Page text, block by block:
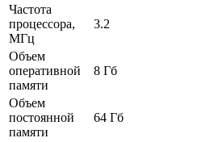
Частота
процессора,
МГц
3.2
Объем
оперативной
памяти
8 Гб
Объем
постоянной
памяти
64 Гб